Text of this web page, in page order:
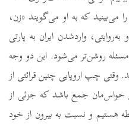
می‌بینید که به او می‌گویند «زن،
و به‌روایتی، واردشدن ایران به پارتی
روشن‌تر می‌شود. این دو وجه
وقتی چپ اروپایی چنین قرائتی از
حواس‌مان جمع باشد که جزئی از
هستیم و نسبت به بیرون از خود